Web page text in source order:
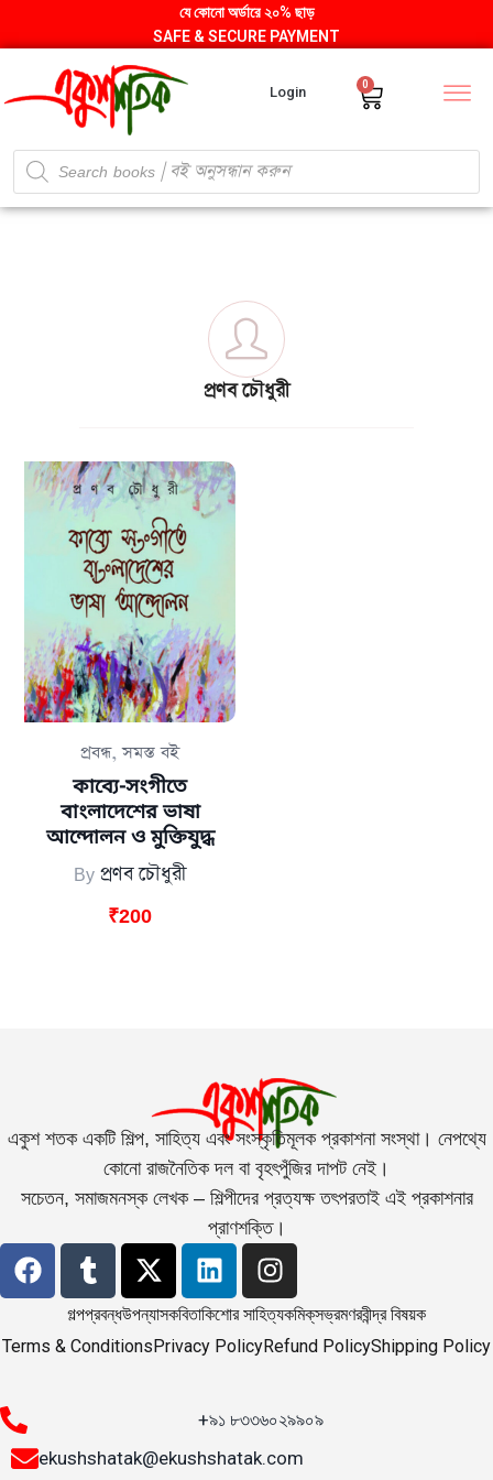
যে কোনো অর্ডারে ২০% ছাড়
SAFE & SECURE PAYMENT
Login 0
প্রণব চৌধুরী
প্রবন্ধ,সমস্ত বই
কাব্যে-সংগীতে
বাংলাদেশের ভাষা
আন্দোলন ও মুক্তিযুদ্ধ
Byপ্রণব চৌধুরী
₹200
একুশ শতক একটি শিল্প, সাহিত্য এবং সংস্কৃতিমূলক প্রকাশনা সংস্থা। নেপথ্যে
কোনো রাজনৈতিক দল বা বৃহৎপুঁজির দাপট নেই।
সচেতন, সমাজমনস্ক লেখক – শিল্পীদের প্রত্যক্ষ তৎপরতাই এই প্রকাশনার
প্রাণশক্তি।
গল্পপ্রবন্ধউপন্যাসকবিতাকিশোর সাহিত্যকমিক্‌সভ্রমণরবীন্দ্র বিষয়ক
Terms & ConditionsPrivacy PolicyRefund PolicyShipping Policy
+৯১ ৮৩৩৬০২৯৯০৯
ekushshatak@ekushshatak.com